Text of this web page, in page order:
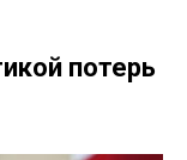
потерь